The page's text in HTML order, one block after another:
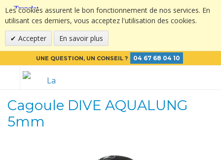
Les cookies assurent le bon fonctionnement de nos services. En
utilisant ces derniers, vous acceptez l'utilisation des cookies.
Accepter
En savoir plus
UNE QUESTION, UN CONSEIL ? 04 67 68 04 10
Cagoule DIVE AQUALUNG
5mm